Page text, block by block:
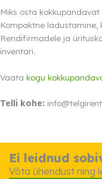
Miks osta kokkupandavat
Kompaktne ladustamine,
Rendifirmadele ja
inventari.
Vaata kogu
Telli kohe:
Ei leidnud
Võta ühendust ning